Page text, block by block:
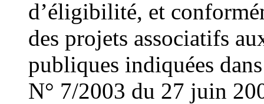
d’éligibilité, et
des projets associatifs
publiques indiquées
N° 7/2003 du 27 juin